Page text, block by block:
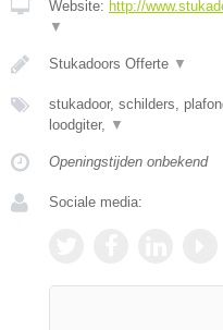
Website: http://
▼
Stukadoors Offerte ▼
stukadoor, schilders,
loodgiter, ▼
Openingstijden onbekend
Sociale media: